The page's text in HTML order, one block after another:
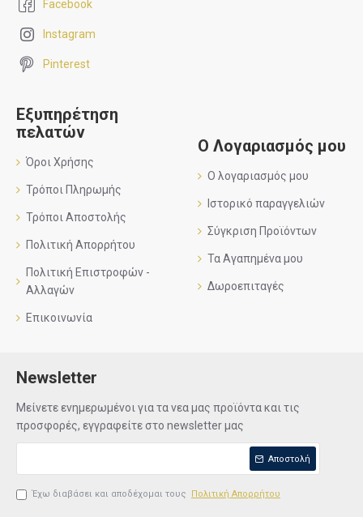
Facebook
Instagram
Pinterest
Εξυπηρέτηση
πελατών
Όροι Χρήσης
Τρόποι Πληρωμής
Τρόποι Αποστολής
Πολιτική Απορρήτου
Πολιτική Επιστροφών -
Αλλαγών
Επικοινωνία
Ο Λογαριασμός μου
Ο λογαριασμός μου
Ιστορικό παραγγελιών
Σύγκριση Προϊόντων
Τα Αγαπημένα μου
Δωροεπιταγές
Newsletter
Μείνετε ενημερωμένοι για τα νεα μας προϊόντα και τις
προσφορές, εγγραφείτε στο newsletter μας
Αποστολή
Έχω διαβάσει και αποδέχομαι τους Πολιτική Απορρήτου